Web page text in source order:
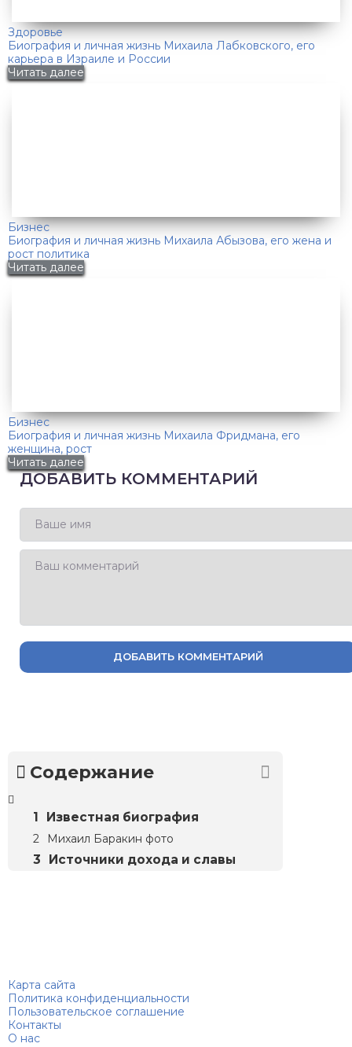
Здоровье
Биография и личная жизнь Михаила Лабковского, его
карьера в Израиле и России
Читать далее
Бизнес
Биография и личная жизнь Михаила Абызова, его жена и
рост политика
Читать далее
Бизнес
Биография и личная жизнь Михаила Фридмана, его
женщина, рост
Читать далее
ДОБАВИТЬ КОММЕНТАРИЙ
ДОБАВИТЬ КОММЕНТАРИЙ
Содержание
Известная биография
Михаил Баракин фото
Источники дохода и славы
Карта сайта
Политика конфиденциальности
Пользовательское соглашение
Контакты
О нас